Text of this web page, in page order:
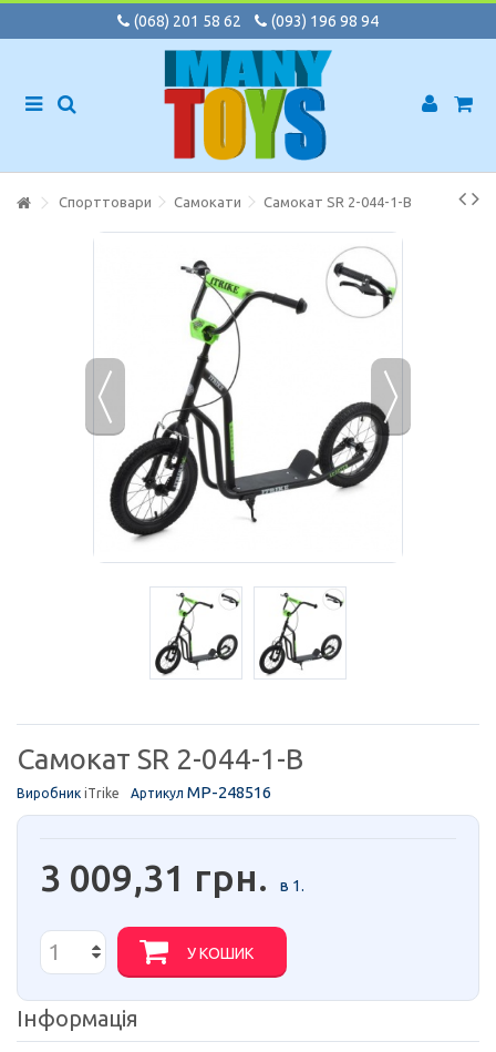
(068) 201 58 62 (093) 196 98 94
Спорттовари Самокати Самокат SR 2-044-1-B
Самокат SR 2-044-1-B
Виробник iTrike Артикул MP-248516
3 009,31 грн. в 1.
У КОШИК
Інформація